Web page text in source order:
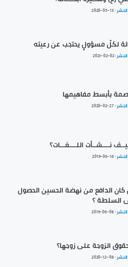
النشر :2020-05-13
لكلّ مسؤولٍ يحتجب عن رعيته
النشر :2021-02-02
بأبسط مفاهيمها
النشر :2020-02-27
نــــشــأت اللــــغـــات؟
النشر :2019-06-16
الدافع من نهضة الحسين الحصول
السلطة ؟
النشر :2019-06-08
الزوجة على زوجها؟
النشر :2020-12-08